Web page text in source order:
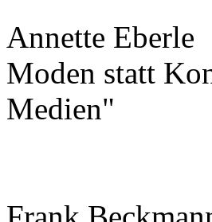
Annette Eberle
Moden statt
Medien"